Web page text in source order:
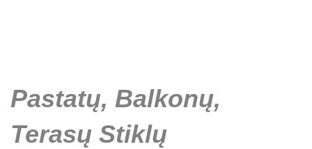
Pastatų, Balkonų,
Terasų Stiklų